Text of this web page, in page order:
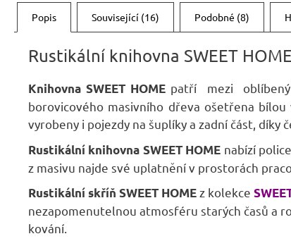
Popis Související (16) Podobné (8)
Rustikální knihovna SWEET
Knihovna SWEET HOME patří mezi
borovicového masivního dřeva ošetřena
vyrobeny i pojezdy na šuplíky a zadní část,
Rustikální knihovna SWEET HOME nabízí
z masivu najde své uplatnění v prostorách
Rustikální skříň SWEET HOMEz kolekce
nezapomenutelnou atmosféru starých časů a
kování.